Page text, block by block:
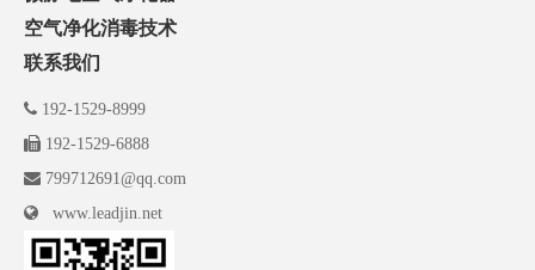
空气净化消毒技术
联系我们
 192-1529-8999
 192-1529-6888
 799712691@qq.com
 www.leadjin.net